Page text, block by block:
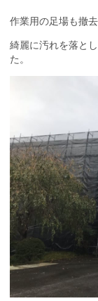
作業用の足場も撤
綺麗に汚れを落と
た。